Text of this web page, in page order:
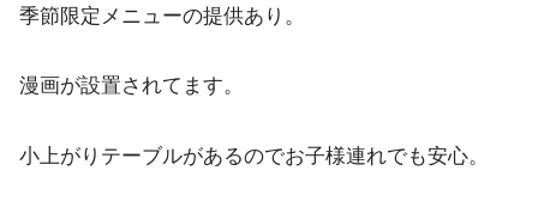
季節限定メニューの提供あり。
漫画が設置されてます。
小上がりテーブルがあるのでお子様連れでも安心。